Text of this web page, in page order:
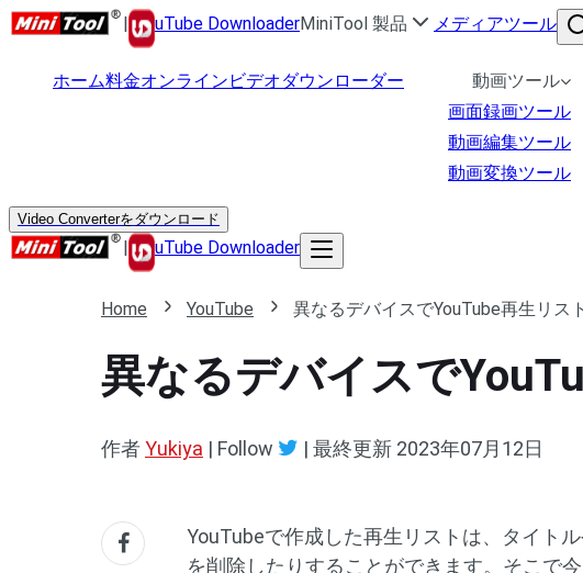
| uTube DownloaderMiniTool 製品 メディアツール
ホーム料金オンラインビデオダウンローダー
動画ツール
画面録画ツール
動画編集ツール
動画変換ツール
Video Converterをダウンロード
| uTube Downloader
Home YouTube 異なるデバイスでYouTube再生リス
異なるデバイスで
作者Yukiya | Follow | 最終更新 2023年07月12日
YouTubeで作成した再生リストは、タイト
を削除したりすることができます。そこで